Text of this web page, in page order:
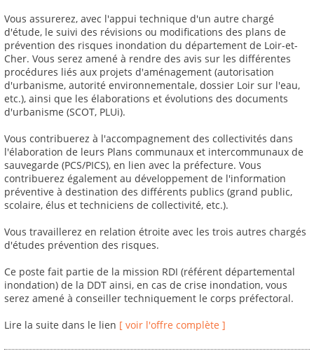
Vous assurerez, avec l'appui technique d'un autre chargé
d'étude, le suivi des révisions ou modifications des plans de
prévention des risques inondation du département de Loir-et-
Cher. Vous serez amené à rendre des avis sur les différentes
procédures liés aux projets d'aménagement (autorisation
d'urbanisme, autorité environnementale, dossier Loir sur l'eau,
etc.), ainsi que les élaborations et évolutions des documents
d'urbanisme (SCOT, PLUi).
Vous contribuerez à l'accompagnement des collectivités dans
l'élaboration de leurs Plans communaux et intercommunaux de
sauvegarde (PCS/PICS), en lien avec la préfecture. Vous
contribuerez également au développement de l'information
préventive à destination des différents publics (grand public,
scolaire, élus et techniciens de collectivité, etc.).
Vous travaillerez en relation étroite avec les trois autres chargés
d'études prévention des risques.
Ce poste fait partie de la mission RDI (référent départemental
inondation) de la DDT ainsi, en cas de crise inondation, vous
serez amené à conseiller techniquement le corps préfectoral.
Lire la suite dans le lien [ voir l'offre complète ]